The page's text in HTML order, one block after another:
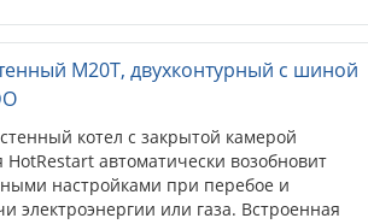
протокол связи) используется в котловых
связь между котлом и контроллером.
M20T, двухконтурный с шиной
котел с закрытой камерой
HotRestart автоматически возобновит
настройками при перебое и
электроэнергии или газа. Встроенная